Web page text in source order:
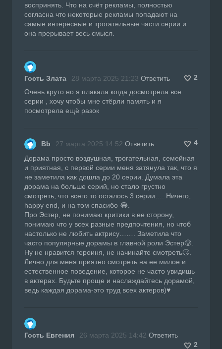
воспринять. Что на счёт рекламы, полностью
согласна что некоторые рекламы попадают на
самые интересные и трогательные части серии и
она прерывает весь смысл.
Гость Злата 28 марта 2025 21:23 Ответить
2
Очень круто но я плакала когда досмотрела все
серии , хочу чтобы мне стёрли память и я
посмотрела ещё разок
Bb 27 марта 2025 14:52 Ответить
4
Дорама просто воздушная, трогательная, семейная
и приятная, с первой серии меня затянула так, что я
не заметила как дошла до 20 серии. Думала эта
дорама на больше серий, но стало грустно
смотреть, что всего то осталось 3 серии…. Ничего,
happy end, и на том спасибо 😂.
Про Эстер, не понимаю критики в ее сторону,
понимаю что у всех разные предпочтения, но чтоб
настолько не любить актрису……. Заметила что
часто популярные дорамы в главной роли Эстер🥲.
Ну не нравится героиня, не начинайте смотреть🙄.
Лично для меня приятно смотреть на ее милое и
естественное поведение, которое не часто увидишь
в актерах. Будьте проще и наслаждайтесь дорамой,
ведь каждая дорама-это труд всех актеров)♥️
Гость Евгения 26 марта 2025 14:42 Ответить
2